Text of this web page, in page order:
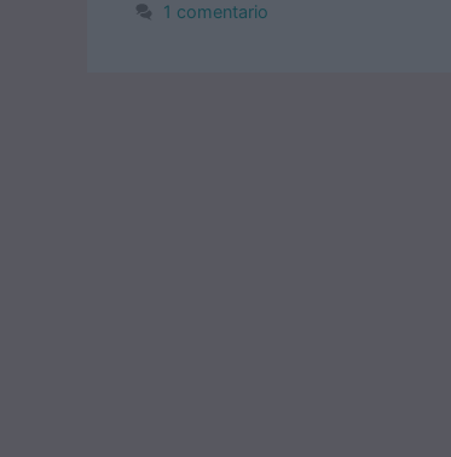
1 comentario